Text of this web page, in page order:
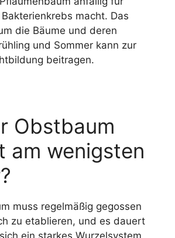
macht. Das
die Bäume und deren
und Sommer kann zur
beitragen.
Obstbaum
am wenigsten
muss regelmäßig gegossen
zu etablieren, und es dauert